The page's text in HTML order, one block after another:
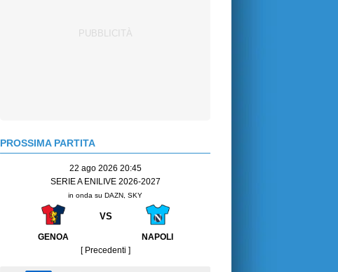
PROSSIMA PARTITA
22 ago 2026 20:45
SERIE A ENILIVE 2026-2027
in onda su DAZN, SKY
VS
GENOA
NAPOLI
[ Precedenti ]